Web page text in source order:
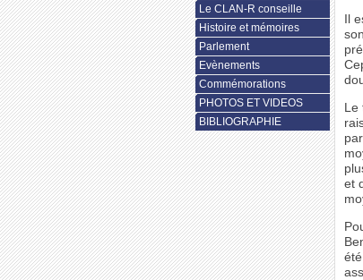
Il
Le
et
Le CLAN-R conseille
Histoire et mémoires
Parlement
Evènements
Commémorations
PHOTOS ET VIDEOS
BIBLIOGRAPHIE